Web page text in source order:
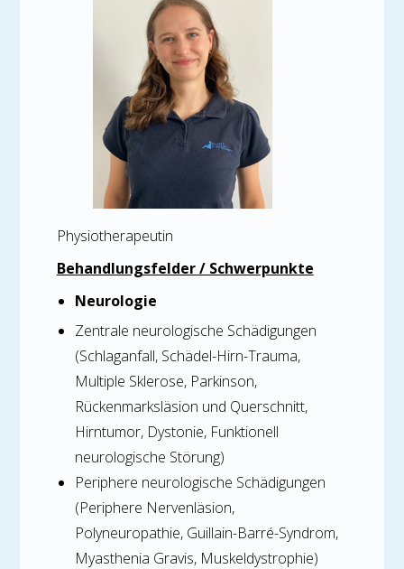
Physiotherapeutin
Behandlungsfelder / Schwerpunkte
Neurologie
Zentrale neurologische Schädigungen
(Schlaganfall, Schädel-Hirn-Trauma,
Multiple Sklerose, Parkinson,
Rückenmarksläsion und Querschnitt,
Hirntumor, Dystonie, Funktionell
neurologische Störung)
Periphere neurologische Schädigungen
(Periphere Nervenläsion,
Polyneuropathie, Guillain-Barré-Syndrom,
Myasthenia Gravis, Muskeldystrophie)